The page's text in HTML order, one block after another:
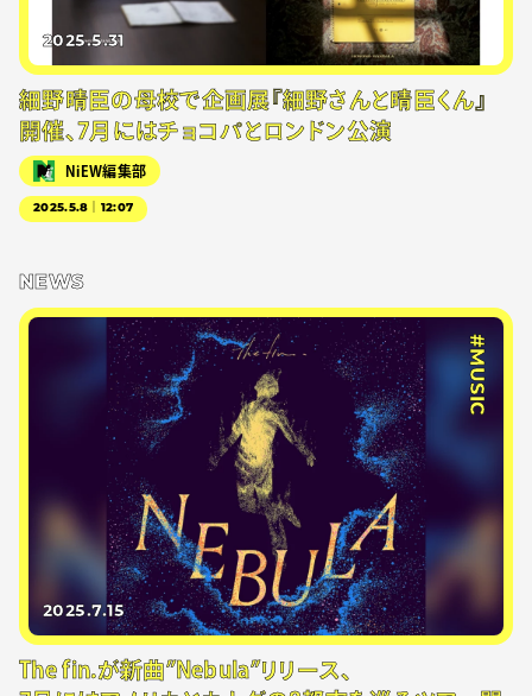
2025.5.31
細野晴臣の母校で企画展『細野さんと晴臣くん』
開催、7月にはチョコパとロンドン公演
NiEW編集部
2025.5.8｜12:07
NEWS
#MUSIC
2025.7.15
The fin.が新曲”Nebula”リリース、